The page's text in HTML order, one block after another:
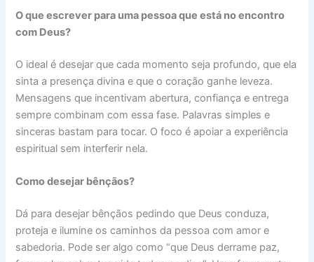
O que escrever para uma pessoa que está no encontro
com Deus?
O ideal é desejar que cada momento seja profundo, que ela
sinta a presença divina e que o coração ganhe leveza.
Mensagens que incentivam abertura, confiança e entrega
sempre combinam com essa fase. Palavras simples e
sinceras bastam para tocar. O foco é apoiar a experiência
espiritual sem interferir nela.
Como desejar bênçãos?
Dá para desejar bênçãos pedindo que Deus conduza,
proteja e ilumine os caminhos da pessoa com amor e
sabedoria. Pode ser algo como “que Deus derrame paz,